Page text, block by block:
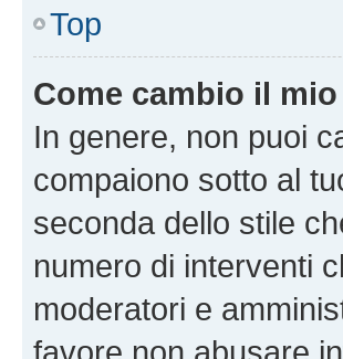
Top
Come cambio il
In genere, non puoi
compaiono sotto al
seconda dello stile
numero di interventi
moderatori e